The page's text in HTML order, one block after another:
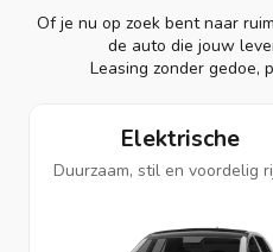
Of je nu op zoek bent naar
de auto die jouw
Leasing zonder gedoe,
Elektrische
Duurzaam, stil en voordelig